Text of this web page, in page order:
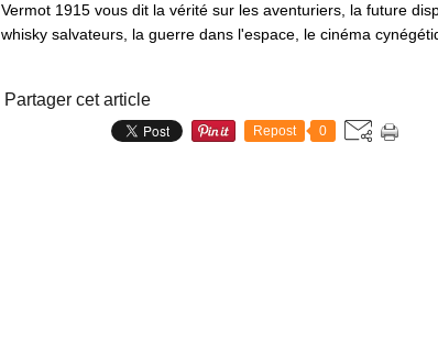
Vermot 1915 vous dit la vérité sur les aventuriers, la future
whisky salvateurs, la guerre dans l'espace, le cinéma
Partager cet article
Repost 0